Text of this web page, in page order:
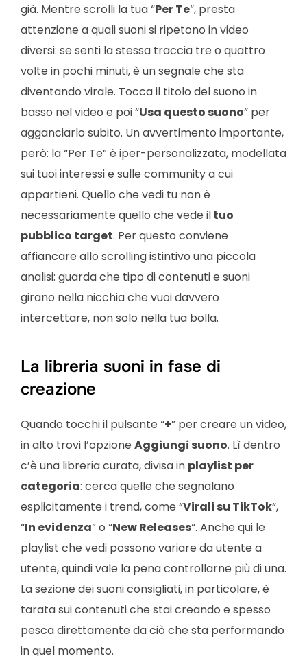
già. Mentre scrolli la tua “Per Te“, presta
attenzione a quali suoni si ripetono in video
diversi: se senti la stessa traccia tre o quattro
volte in pochi minuti, è un segnale che sta
diventando virale. Tocca il titolo del suono in
basso nel video e poi “Usa questo suono” per
agganciarlo subito. Un avvertimento importante,
però: la “Per Te” è iper-personalizzata, modellata
sui tuoi interessi e sulle community a cui
appartieni. Quello che vedi tu non è
necessariamente quello che vede iltuo
pubblico target. Per questo conviene
affiancare allo scrolling istintivo una piccola
analisi: guarda che tipo di contenuti e suoni
girano nella nicchia che vuoi davvero
intercettare, non solo nella tua bolla.
La libreria suoni in fase di
creazione
Quando tocchi il pulsante “+” per creare un video,
in alto trovi l’opzione Aggiungi suono. Lì dentro
c’è una libreria curata, divisa in playlist per
categoria: cerca quelle che segnalano
esplicitamente i trend, come “Virali su TikTok“,
“In evidenza” o “New Releases“. Anche qui le
playlist che vedi possono variare da utente a
utente, quindi vale la pena controllarne più di una.
La sezione dei suoni consigliati, in particolare, è
tarata sui contenuti che stai creando e spesso
pesca direttamente da ciò che sta performando
in quel momento.